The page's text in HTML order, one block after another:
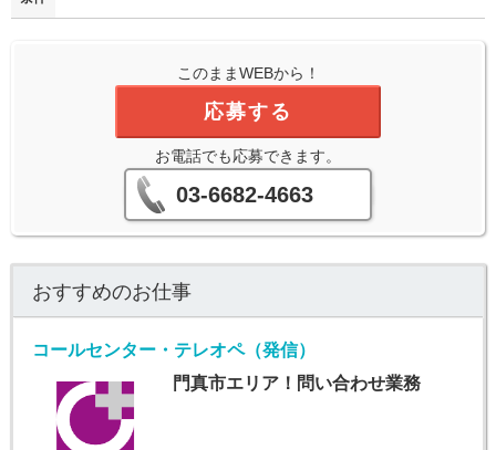
このままWEBから！
応募する
お電話でも応募できます。
03-6682-4663
おすすめのお仕事
コールセンター・テレオペ（発信）
門真市エリア！問い合わせ業務